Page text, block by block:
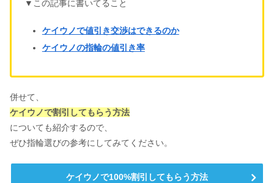
▼この記事に書いてること
ケイウノで値引き交渉はできるのか
ケイウノの指輪の値引き率
併せて、
ケイウノで割引してもらう方法
についても紹介するので、
ぜひ指輪選びの参考にしてみてください。
ケイウノで100%割引してもらう方法